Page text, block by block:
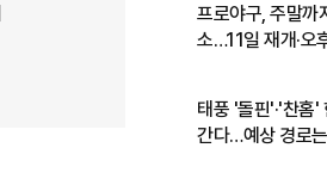
프로야구, 주말까
소…11일 재개·오
태풍 '돌핀'·'찬홈'
간다…예상 경로